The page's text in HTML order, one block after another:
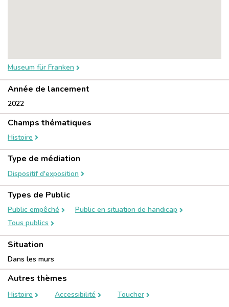
Museum für Franken
Année de lancement
2022
Champs thématiques
Histoire
Type de médiation
Dispositif d'exposition
Types de Public
Public empêché
Public en situation de handicap
Tous publics
Situation
Dans les murs
Autres thèmes
Histoire Accessibilité Toucher